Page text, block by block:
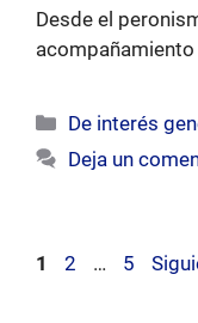
Desde el
acompañamiento
Categorías
De interés
Deja un
Página
1 Página
2 … Página
5